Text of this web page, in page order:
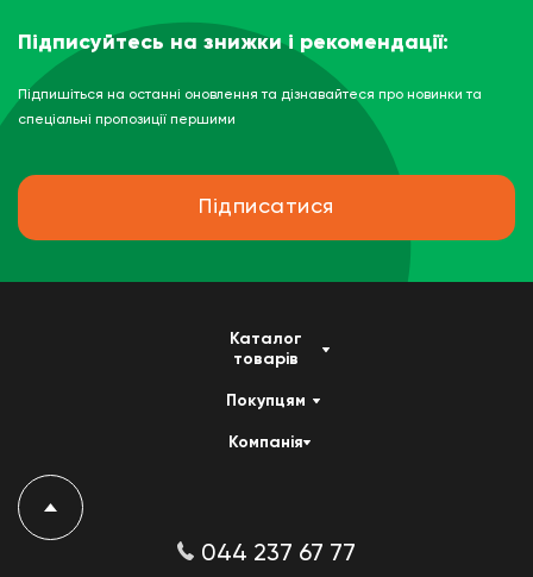
Підписуйтесь на знижки і рекомендації:
Підпишіться на останні оновлення та дізнавайтеся про новинки та
спеціальні пропозиції першими
Підписатися
Каталог
товарів
Покупцям
Компанія
044 237 67 77